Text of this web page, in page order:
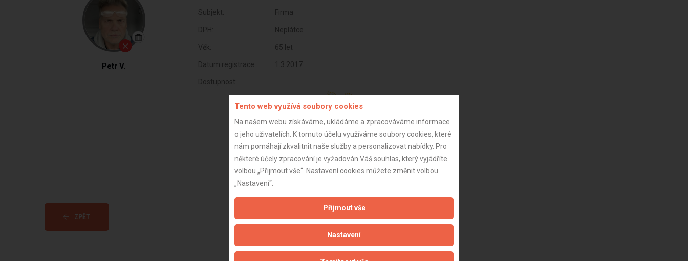
Petr V.
Subjekt: Firma
DPH: Neplátce
Věk: 65 let
Datum registrace: 1.3.2017
Dostupnost:
ZPĚT
Tento web využívá soubory cookies
Na našem webu získáváme, ukládáme a zpracováváme informace
o jeho uživatelích. K tomuto účelu využíváme soubory cookies, které
nám pomáhají zkvalitnit naše služby a personalizovat nabídky. Pro
některé účely zpracování je vyžadován Váš souhlas, který vyjádříte
volbou „Přijmout vše“. Nastavení cookies můžete změnit volbou
„Nastavení“.
Přijmout vše
Nastavení